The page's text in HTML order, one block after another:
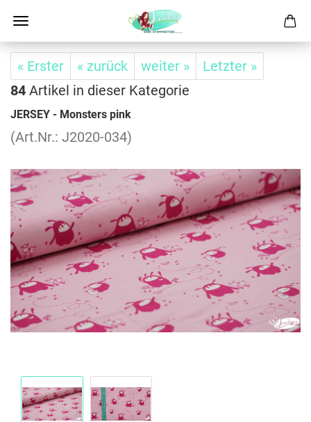
« Erster « zurück weiter »
Letzter »
84 Artikel in dieser Kategorie
JER­SEY - Mons­ters pink
(Art.Nr.: J2020-​034)